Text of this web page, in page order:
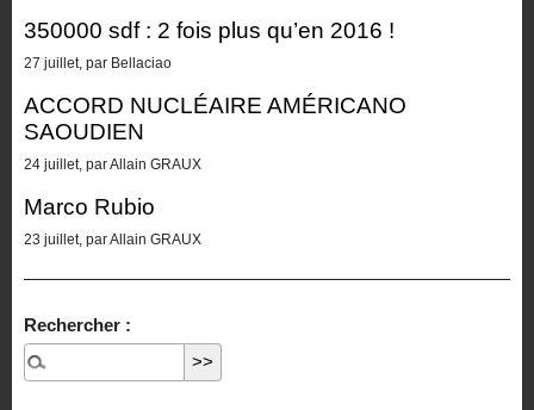
350000 sdf : 2 fois plus qu’en 2016 !
27 juillet, par Bellaciao
ACCORD NUCLÉAIRE AMÉRICANO
SAOUDIEN
24 juillet, par Allain GRAUX
Marco Rubio
23 juillet, par Allain GRAUX
Rechercher :